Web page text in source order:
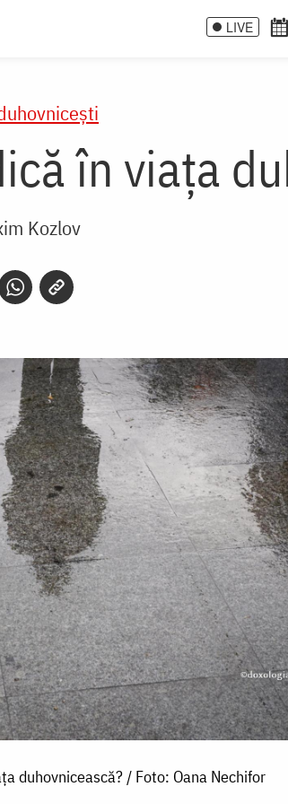
LIVE
în viața
Kozlov
duhovnicească? / Foto: Oana Nechifor